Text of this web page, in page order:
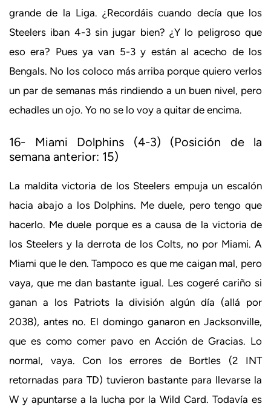
grande de la Liga. ¿Recordáis cuando decía que los
Steelers iban 4-3 sin jugar bien? ¿Y lo peligroso que
eso era? Pues ya van 5-3 y están al acecho de los
Bengals. No los coloco más arriba porque quiero verlos
un par de semanas más rindiendo a un buen nivel, pero
echadles un ojo. Yo no se lo voy a quitar de encima.
16- Miami Dolphins (4-3) (Posición de la
semana anterior: 15)
La maldita victoria de los Steelers empuja un escalón
hacia abajo a los Dolphins. Me duele, pero tengo que
hacerlo. Me duele porque es a causa de la victoria de
los Steelers y la derrota de los Colts, no por Miami. A
Miami que le den. Tampoco es que me caigan mal, pero
vaya, que me dan bastante igual. Les cogeré cariño si
ganan a los Patriots la división algún día (allá por
2038), antes no. El domingo ganaron en Jacksonville,
que es como comer pavo en Acción de Gracias. Lo
normal, vaya. Con los errores de Bortles (2 INT
retornadas para TD) tuvieron bastante para llevarse la
W y apuntarse a la lucha por la Wild Card. Todavía es